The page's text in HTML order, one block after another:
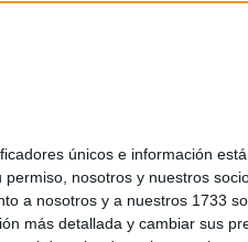
únicos e información
permiso, nosotros y nuestros
a nosotros y a nuestros 1733
más detallada y cambiar sus